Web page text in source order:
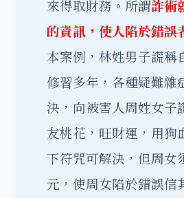
來得取財務。所謂詐術
的資訊，使人陷於錯誤
本案例，林姓男子謊稱
修習多年，各種疑難雜
決，向被害人周姓女子
友桃花，旺財運，用狗
下符咒可解決，但周女
元，使周女陷於錯誤信